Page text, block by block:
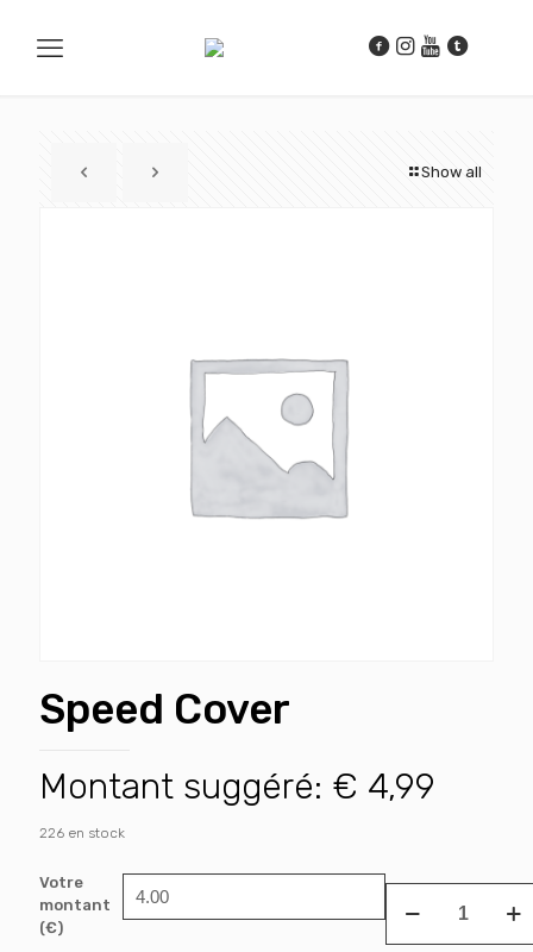
Show all
Speed Cover
Montant suggéré: € 4,99
226 en stock
Votre
montant
(€)
de